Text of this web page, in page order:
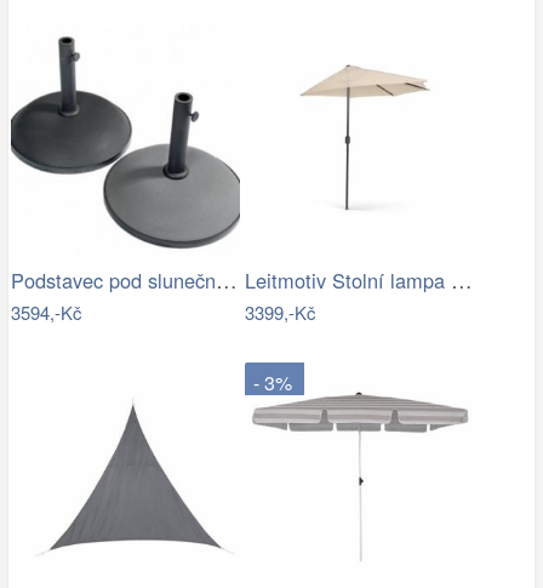
Podstavec pod slunečník BRAGGE 50 kg -…
3594,-Kč
Leitmotiv Stolní lampa ve tvaru hřibu…
3399,-Kč
- 3%